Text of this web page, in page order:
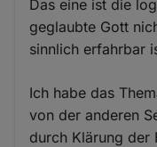
Das eine ist die
geglaubte Gott
sinnlich erfahrbar
Ich habe das
von der anderen
durch Klärung der